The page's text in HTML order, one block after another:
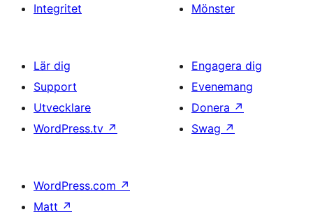
Integritet
Mönster
Lär dig
Support
Utvecklare
WordPress.tv ↗
Engagera dig
Evenemang
Donera ↗
Swag ↗
WordPress.com ↗
Matt ↗